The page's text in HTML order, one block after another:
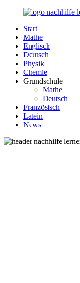
Zurück
Inhalt
Nachhilfe-
Lernengel.de
Unsere
Nachhilfe-
Eule
berät
zum
Damit
Lernen
Spaß
Start
Mathe
Englisch
Deutsch
Physik
Chemie
Grundschule
Mathe
Deutsch
Französisch
Latein
News